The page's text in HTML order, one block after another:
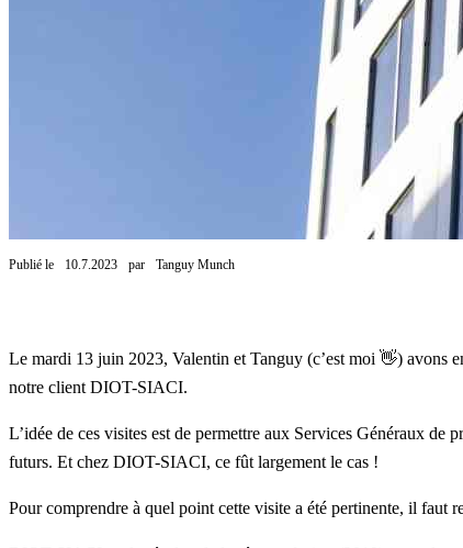
Publié le 10.7.2023 par Tanguy Munch
Le mardi 13 juin 2023, Valentin et Tanguy (c’est moi 👋) avons
notre client DIOT-SIACI.
L’idée de ces visites est de permettre aux Services Généraux de
futurs. Et chez DIOT-SIACI, ce fût largement le cas !
Pour comprendre à quel point cette visite a été pertinente, il faut